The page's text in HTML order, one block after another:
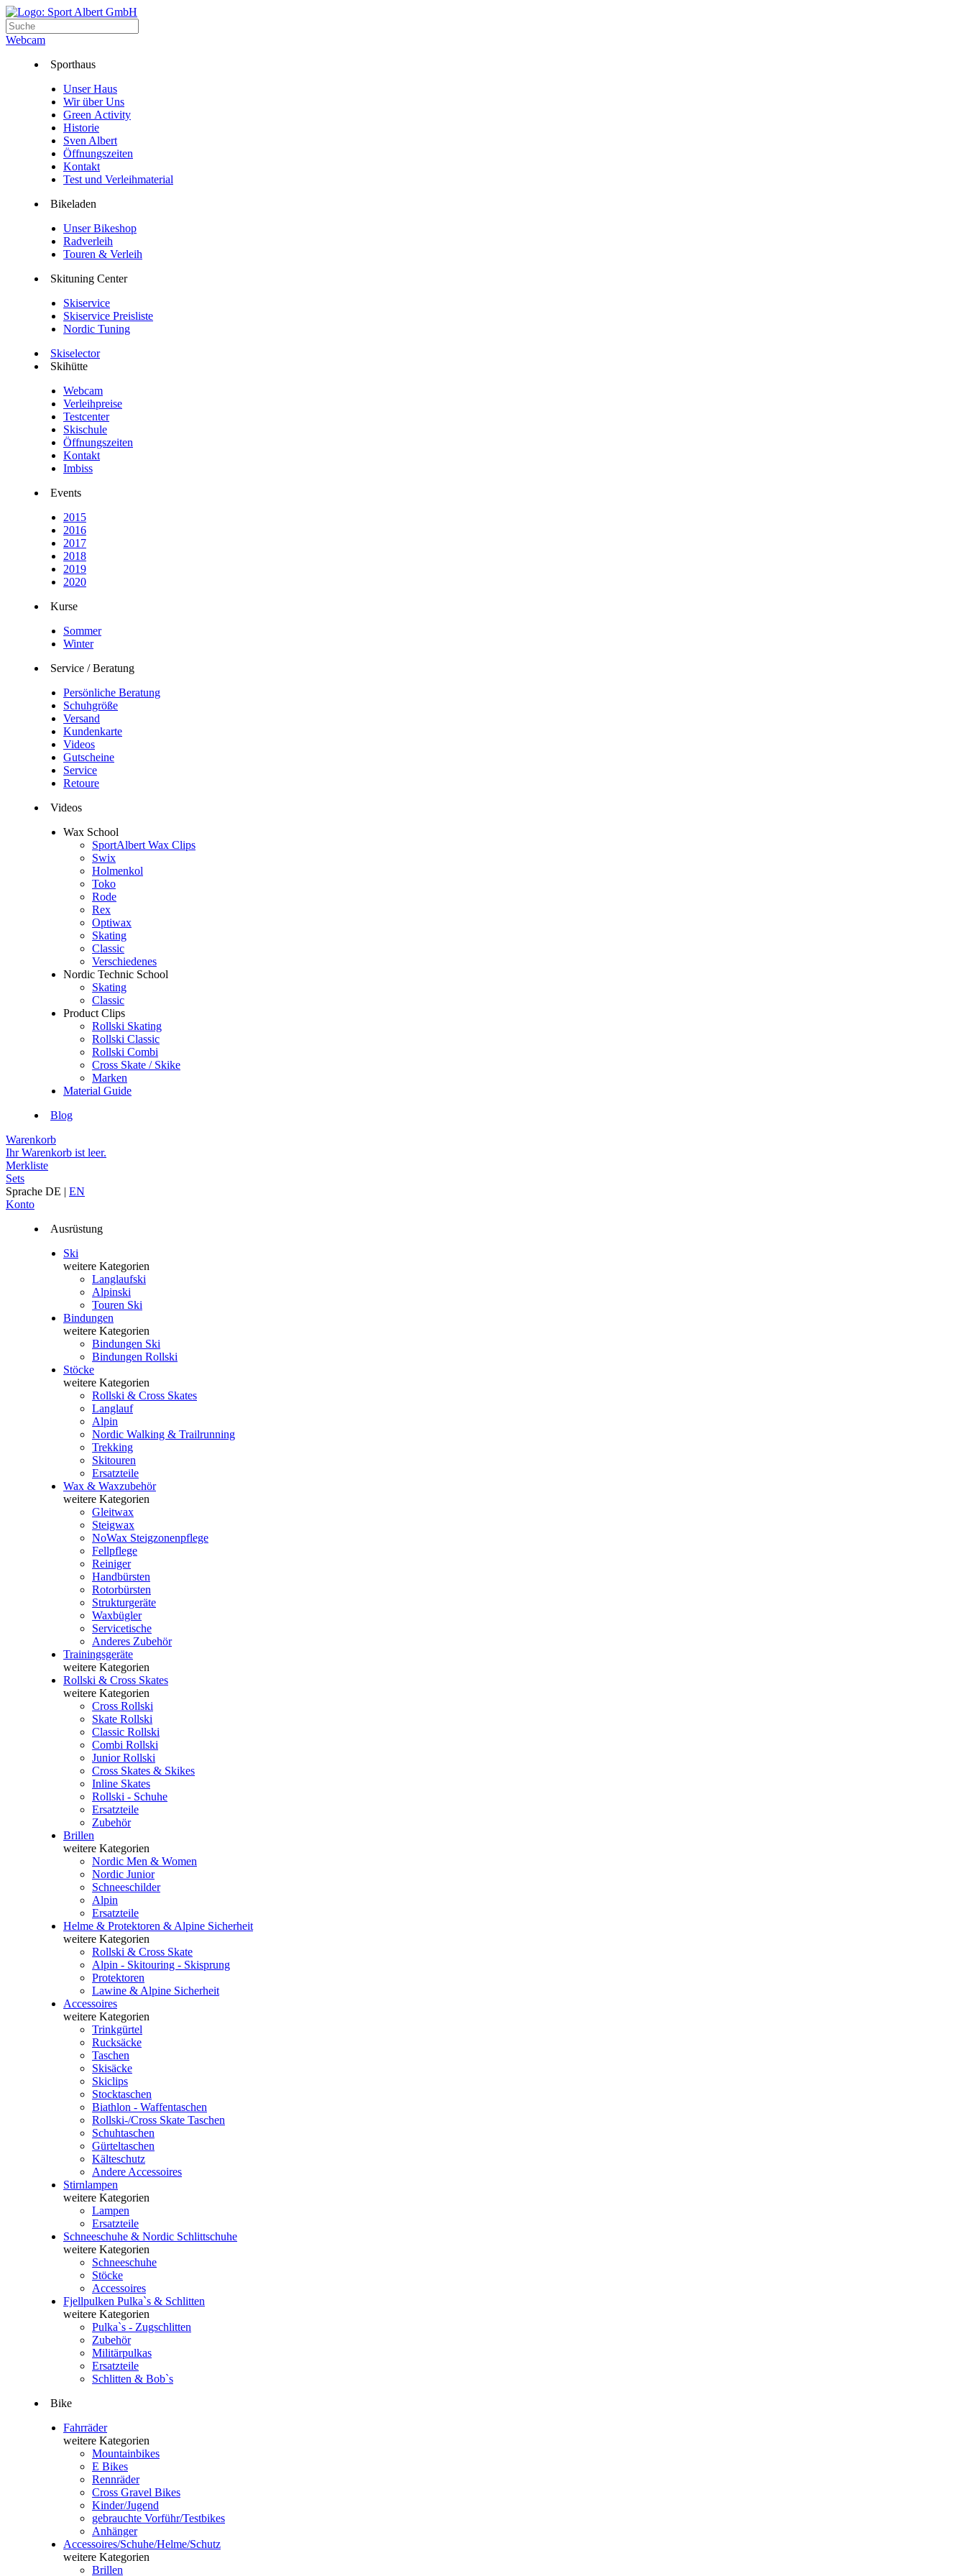
Webcam
Sporthaus
Unser Haus
Wir über Uns
Green Activity
Historie
Sven Albert
Öffnungszeiten
Kontakt
Test und Verleihmaterial
Bikeladen
Unser Bikeshop
Radverleih
Touren & Verleih
Skituning Center
Skiservice
Skiservice Preisliste
Nordic Tuning
Skiselector
Skihütte
Webcam
Verleihpreise
Testcenter
Skischule
Öffnungszeiten
Kontakt
Imbiss
Events
2015
2016
2017
2018
2019
2020
Kurse
Sommer
Winter
Service / Beratung
Persönliche Beratung
Schuhgröße
Versand
Kundenkarte
Videos
Gutscheine
Service
Retoure
Videos
Wax School
SportAlbert Wax Clips
Swix
Holmenkol
Toko
Rode
Rex
Optiwax
Skating
Classic
Verschiedenes
Nordic Technic School
Skating
Classic
Product Clips
Rollski Skating
Rollski Classic
Rollski Combi
Cross Skate / Skike
Marken
Material Guide
Blog
Warenkorb
Ihr Warenkorb ist leer.
Merkliste
Sets
Sprache DE | EN
Konto
Ausrüstung
Ski
weitere Kategorien
Langlaufski
Alpinski
Touren Ski
Bindungen
weitere Kategorien
Bindungen Ski
Bindungen Rollski
Stöcke
weitere Kategorien
Rollski & Cross Skates
Langlauf
Alpin
Nordic Walking & Trailrunning
Trekking
Skitouren
Ersatzteile
Wax & Waxzubehör
weitere Kategorien
Gleitwax
Steigwax
NoWax Steigzonenpflege
Fellpflege
Reiniger
Handbürsten
Rotorbürsten
Strukturgeräte
Waxbügler
Servicetische
Anderes Zubehör
Trainingsgeräte
weitere Kategorien
Rollski & Cross Skates
weitere Kategorien
Cross Rollski
Skate Rollski
Classic Rollski
Combi Rollski
Junior Rollski
Cross Skates & Skikes
Inline Skates
Rollski - Schuhe
Ersatzteile
Zubehör
Brillen
weitere Kategorien
Nordic Men & Women
Nordic Junior
Schneeschilder
Alpin
Ersatzteile
Helme & Protektoren & Alpine Sicherheit
weitere Kategorien
Rollski & Cross Skate
Alpin - Skitouring - Skisprung
Protektoren
Lawine & Alpine Sicherheit
Accessoires
weitere Kategorien
Trinkgürtel
Rucksäcke
Taschen
Skisäcke
Skiclips
Stocktaschen
Biathlon - Waffentaschen
Rollski-/Cross Skate Taschen
Schuhtaschen
Gürteltaschen
Kälteschutz
Andere Accessoires
Stirnlampen
weitere Kategorien
Lampen
Ersatzteile
Schneeschuhe & Nordic Schlittschuhe
weitere Kategorien
Schneeschuhe
Stöcke
Accessoires
Fjellpulken Pulka`s & Schlitten
weitere Kategorien
Pulka`s - Zugschlitten
Zubehör
Militärpulkas
Ersatzteile
Schlitten & Bob`s
Bike
Fahrräder
weitere Kategorien
Mountainbikes
E Bikes
Rennräder
Cross Gravel Bikes
Kinder/Jugend
gebrauchte Vorführ/Testbikes
Anhänger
Accessoires/Schuhe/Helme/Schutz
weitere Kategorien
Brillen